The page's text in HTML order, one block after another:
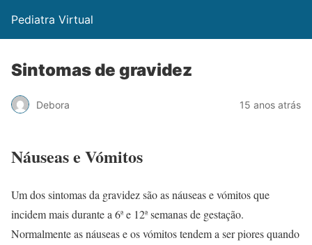
Pediatra Virtual
Sintomas de gravidez
Debora 15 anos atrás
Náuseas e Vómitos
Um dos sintomas da gravidez são as náuseas e vómitos que
incidem mais durante a 6ª e 12ª semanas de gestação.
Normalmente as náuseas e os vómitos tendem a ser piores quando